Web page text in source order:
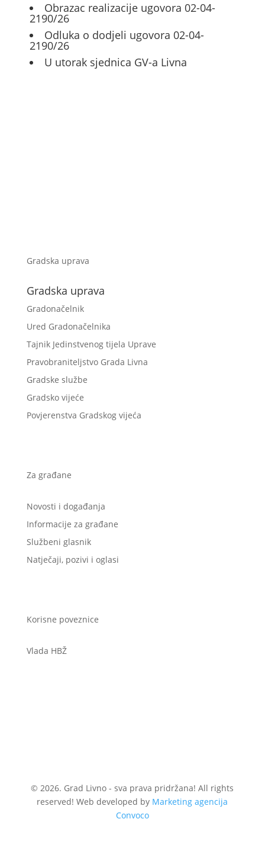
Obrazac realizacije ugovora 02-04-
2190/26
Odluka o dodjeli ugovora 02-04-
2190/26
U utorak sjednica GV-a Livna
Gradska uprava
Gradska uprava
Gradonačelnik
Ured Gradonačelnika
Tajnik Jedinstvenog tijela Uprave
Pravobraniteljstvo Grada Livna
Gradske službe
Gradsko vijeće
Povjerenstva Gradskog vijeća
Za građane
Novosti i događanja
Informacije za građane
Službeni glasnik
Natječaji, pozivi i oglasi
Korisne poveznice
Vlada HBŽ
© 2026. Grad Livno - sva prava pridržana! All rights
reserved! Web developed by Marketing agencija
Convoco